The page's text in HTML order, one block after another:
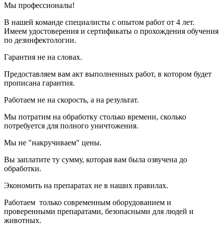
Мы профессионалы!
В нашей команде специалисты с опытом работ от 4 лет.
Имеем удостоверения и сертификаты о прохождения обучения
по дезинфектологии.
Гарантия не на словах.
Предоставляем вам акт выполненных работ, в котором будет
прописана гарантия.
Работаем не на скорость, а на результат.
Мы потратим на обработку столько времени, сколько
потребуется для полного уничтожения.
Мы не "накручиваем" цены.
Вы заплатите ту сумму, которая вам была озвучена до
обработки.
Экономить на препаратах не в наших правилах.
Работаем только современным оборудованием и
проверенными препаратами, безопасными для людей и
животных.